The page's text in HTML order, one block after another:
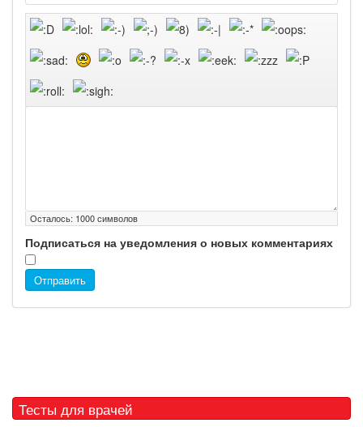
Осталось: 1000символов
Подписаться на уведомления о новых комментариях
Отправить
Тесты для врачей